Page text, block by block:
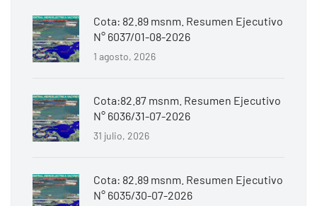
Cota: 82.89 msnm. Resumen Ejecutivo
N° 6037/01-08-2026
1 agosto, 2026
Cota:82.87 msnm. Resumen Ejecutivo
N° 6036/31-07-2026
31 julio, 2026
Cota: 82.89 msnm. Resumen Ejecutivo
N° 6035/30-07-2026